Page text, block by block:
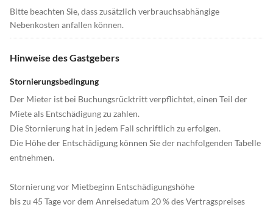
Bitte beachten Sie, dass zusätzlich verbrauchsabhängige
Nebenkosten anfallen können.
Hinweise des Gastgebers
Stornierungsbedingung
Der Mieter ist bei Buchungsrücktritt verpflichtet, einen Teil der
Miete als Entschädigung zu zahlen.
Die Stornierung hat in jedem Fall schriftlich zu erfolgen.
Die Höhe der Entschädigung können Sie der nachfolgenden Tabelle
entnehmen.
Stornierung vor Mietbeginn Entschädigungshöhe
bis zu 45 Tage vor dem Anreisedatum 20 % des Vertragspreises